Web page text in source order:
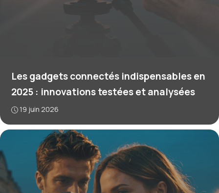
Les gadgets connectés indispensables en
2025 : innovations testées et analysées
19 juin 2026